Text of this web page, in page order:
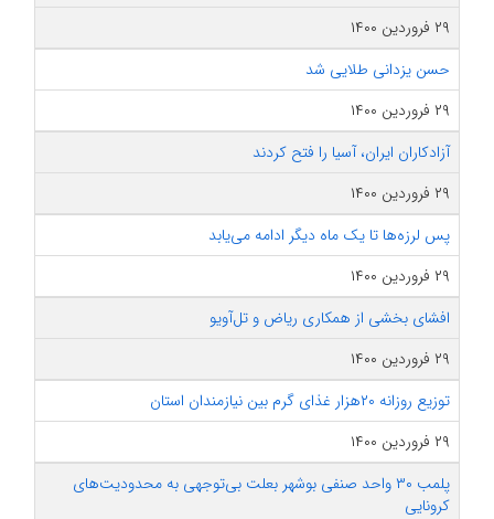
۲۹ فروردین ۱۴۰۰
حسن یزدانی طلایی شد
۲۹ فروردین ۱۴۰۰
آزادکاران ایران، آسیا را فتح کردند
۲۹ فروردین ۱۴۰۰
پس لرزه‌ها تا یک ماه دیگر ادامه می‌یابد
۲۹ فروردین ۱۴۰۰
افشای بخشی از همکاری ریاض و تل‌آویو
۲۹ فروردین ۱۴۰۰
توزیع روزانه ۲۰هزار غذای گرم بین نیازمندان استان
۲۹ فروردین ۱۴۰۰
پلمب ۳۰ واحد صنفی بوشهر بعلت بی‌توجهی به محدودیت‌های
کرونایی